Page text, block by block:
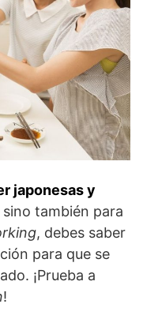
japonesas y
también para
, debes saber
para que se
¡Prueba a
!